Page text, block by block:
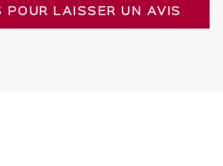
POUR LAISSER UN AVIS